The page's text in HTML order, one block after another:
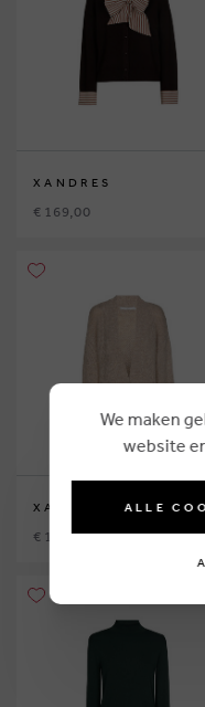
XANDRES
€ 169,00
XANDRES
€ 199,00
We maken
website
ALLE